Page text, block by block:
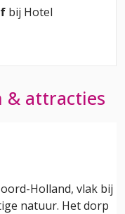
bij Hotel
& attracties
Holland, vlak bij
natuur. Het dorp